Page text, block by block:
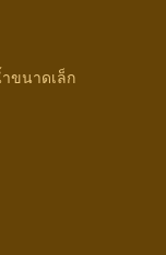
ขนาดเล็ก